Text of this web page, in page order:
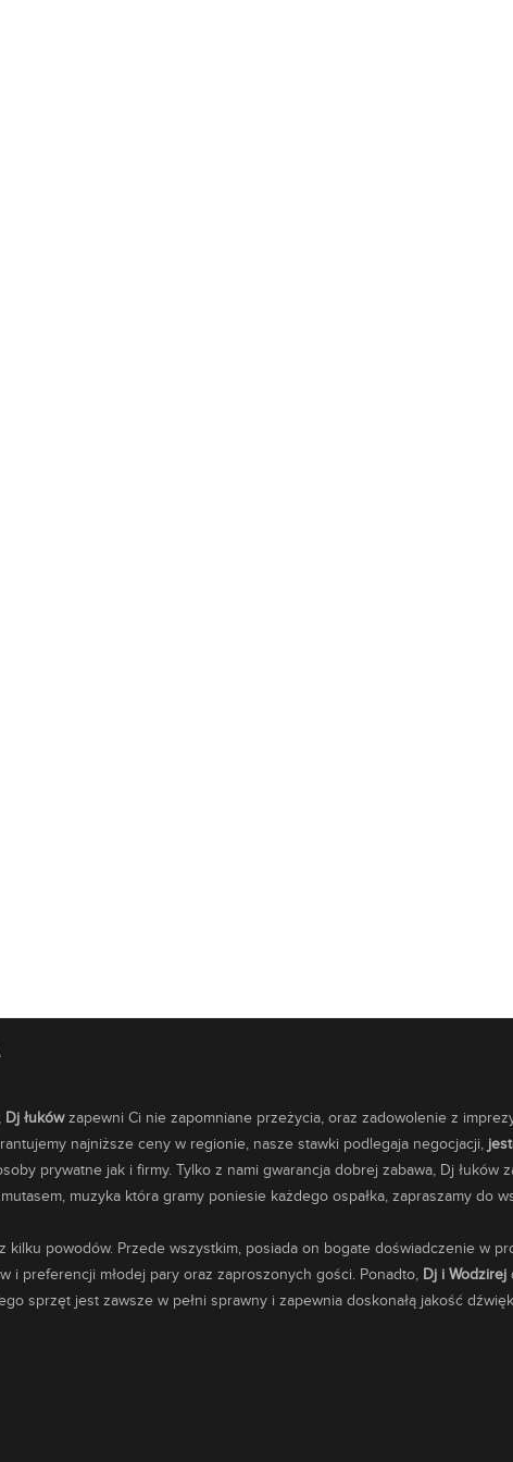
Dj łukówzapewni Ci nie zapomniane przeżycia, oraz zadowolenie z
najniższe ceny w regionie, nasze stawki podlegaja negocjacji,
prywatne jak i firmy. Tylko z nami gwarancja dobrej zabawa, Dj
muzyka która gramy poniesie każdego ospałka, zapraszamy do
powodów. Przede wszystkim, posiada on bogate doświadczenie w
i preferencji młodej pary oraz zaproszonych gości. Ponadto, Dj i Wodzirej
sprzęt jest zawsze w pełni sprawny i zapewnia doskonałą jakość